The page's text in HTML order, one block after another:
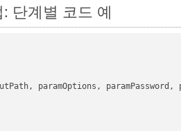
단계별 코드 예
paramOptions,